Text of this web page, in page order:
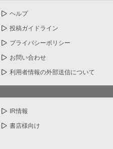
ヘルプ
投稿ガイドライン
プライバシーポリシー
お問い合わせ
利用者情報の外部送信について
IR情報
書店様向け